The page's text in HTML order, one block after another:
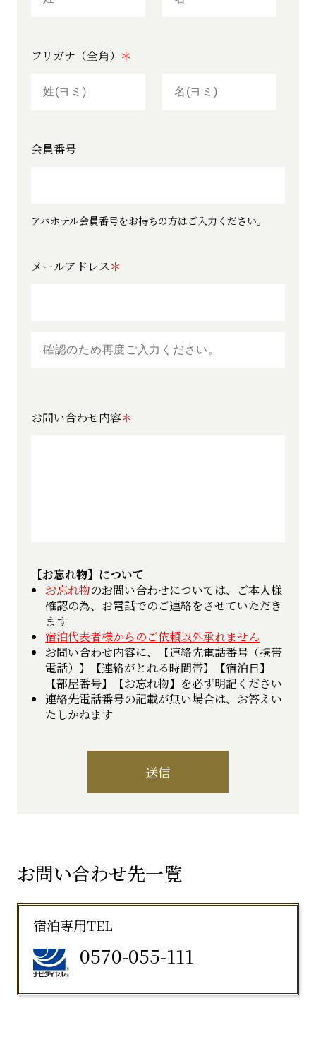
フリガナ（全角）
会員番号
アパホテル会員番号をお持ちの方はご入力ください。
メールアドレス
お問い合わせ内容
【お忘れ物】について
お忘れ物のお問い合わせについては、ご本人様
確認の為、お電話でのご連絡をさせていただき
ます
宿泊代表者様からのご依頼以外承れません
お問い合わせ内容に、【連絡先電話番号（携帯
電話）】【連絡がとれる時間帯】【宿泊日】
【部屋番号】【お忘れ物】を必ず明記ください
連絡先電話番号の記載が無い場合は、お答えい
たしかねます
送信
お問い合わせ先一覧
宿泊専用TEL
0570-055-111